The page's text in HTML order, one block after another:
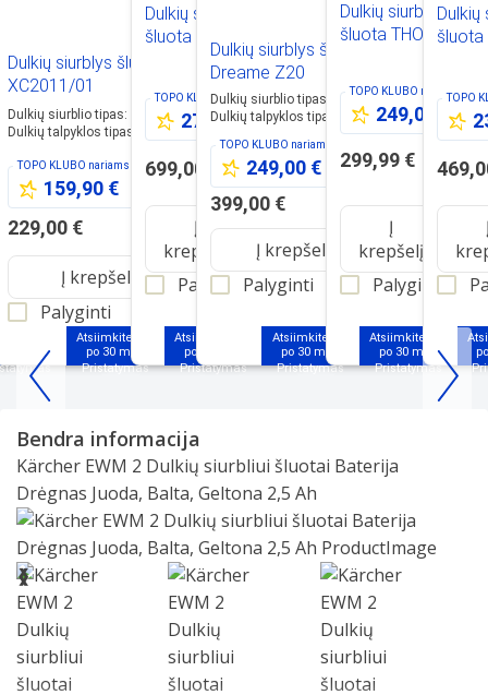
COMBO
€
€
30 min.
Dulkių siurblys šluota PHILIPS
XC2011/01
Dulkių siurblio tipas:
Elektrinė šluota
Dulkių talpyklos tipas
konteineris
TOPO KLUBO nariams
159,90 €
229,00 €
Atsiimkite jau
po 30 min.
Į krepšelį
Palyginti
Dulkių siurblys
šluota Dreame Z30
TOPO KLUBO nariams
279,00 €
699,00 €
Atsiimkite jau
po 30 min.
Į
krepšelį
Palyginti
Dulkių siurblys šluota
Dreame Z20
Dulkių siurblio tipas
Sauso valymo
Dulkių talpyklos tipas
konteineris
TOPO KLUBO nariams
249,00 €
399,00 €
Atsiimkite jau
po 30 min.
Į krepšelį
Palyginti
Dulkių siurblys
šluota THOMAS
TOPO KLUBO nariams
249,00 €
299,99 €
Atsiimkite jau
po 30 min.
Į
krepšelį
Palyginti
Dulkių
šluota
TOPO
Item
25
Bendra informacija
Kärcher EWM 2 Dulkių siurbliui šluotai Baterija
Drėgnas Juoda, Balta, Geltona 2,5 Ah
Slide 1 of 9
❮
❯